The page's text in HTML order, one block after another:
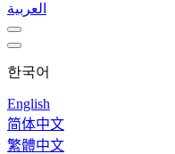
العربية
한국어
English
简体中文
繁體中文